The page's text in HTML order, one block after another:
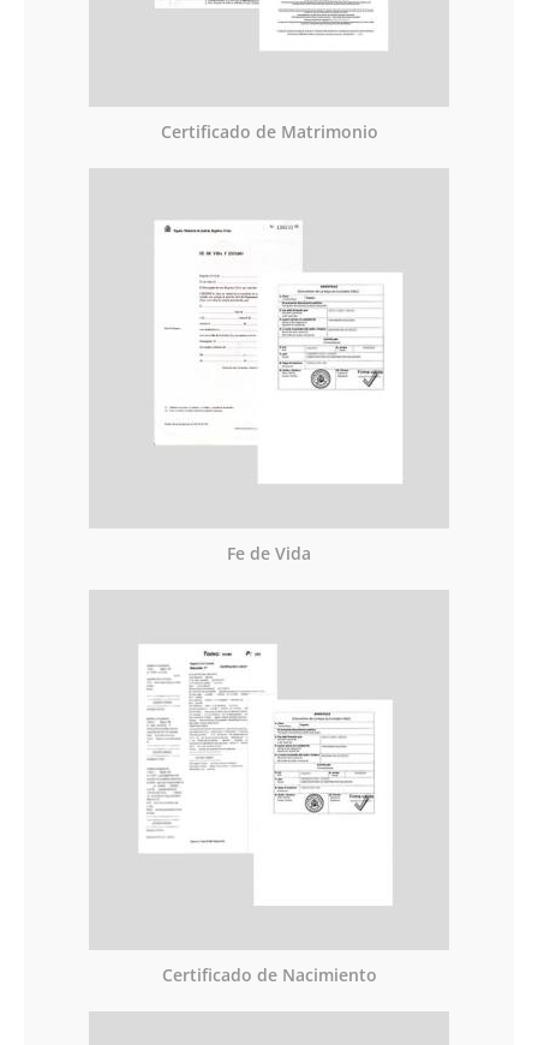
Certificado de Matrimonio
Fe de Vida
Certificado de Nacimiento